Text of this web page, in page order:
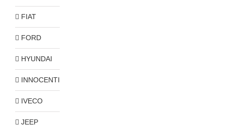
FIAT
FORD
HYUNDAI
INNOCENTI
IVECO
JEEP